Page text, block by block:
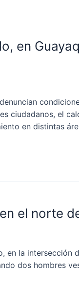
en
ciudadanos, el
en distintas
el norte
en la intersección
dos hombres